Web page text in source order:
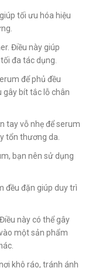
tối ưu hóa hiệu
Điều này giúp
đa tác dụng.
để phủ đều
gây bít tắc lỗ chân
tay vỗ nhẹ để serum
tổn thương da.
bạn nên sử dụng
đều đặn giúp duy trì
này có thể gây
một sản phẩm
khô ráo, tránh ánh